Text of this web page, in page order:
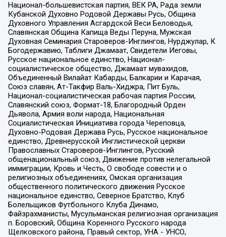
Национал-большевистская партия, ВЕК РА, Рада земли
Кубанской Духовно Родовой Державы Русь, Община
Духовного Управления Асгардской Веси Беловодья,
Славянская Община Капища Веды Перуна, Мужская
Духовная Семинария Староверов-Инглингов, Нурджулар, К
Богодержавию, Таблиги Джамаат, Свидетели Иеговы,
Русское национальное единство, Национал-
социалистическое общество, Джамаат мувахидов,
Объединенный Вилайат Кабарды, Балкарии и Карачая,
Союз славян, Ат-Такфир Валь-Хиджра, Пит Буль,
Национал-социалистическая рабочая партия России,
Славянский союз, Формат-18, Благородный Орден
Дьявола, Армия воли народа, Национальная
Социалистическая Инициатива города Череповца,
Духовно-Родовая Держава Русь, Русское национальное
единство, Древнерусской Инглистической церкви
Православных Староверов-Инглингов, Русский
общенациональный союз, Движение против нелегальной
иммиграции, Кровь и Честь, О свободе совести и о
религиозных объединениях, Омская организация
общественного политического движения Русское
национальное единство, Северное Братство, Клуб
Болельщиков Футбольного Клуба Динамо,
Файзрахманисты, Мусульманская религиозная организация
п. Боровский, Община Коренного Русского народа
Щелковского района, Правый сектор, УНА - УНСО,